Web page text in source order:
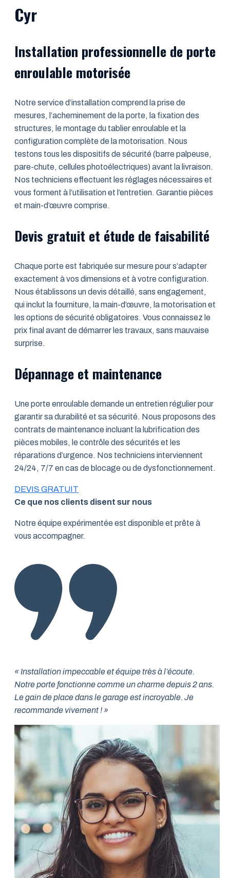
Cyr
Installation professionnelle de porte
enroulable motorisée
Notre service d’installation comprend la prise de
mesures, l’acheminement de la porte, la fixation des
structures, le montage du tablier enroulable et la
configuration complète de la motorisation. Nous
testons tous les dispositifs de sécurité (barre palpeuse,
pare-chute, cellules photoélectriques) avant la livraison.
Nos techniciens effectuent les réglages nécessaires et
vous forment à l’utilisation et l’entretien. Garantie pièces
et main-d’œuvre comprise.
Devis gratuit et étude de faisabilité
Chaque porte est fabriquée sur mesure pour s’adapter
exactement à vos dimensions et à votre configuration.
Nous établissons un devis détaillé, sans engagement,
qui inclut la fourniture, la main-d’œuvre, la motorisation et
les options de sécurité obligatoires. Vous connaissez le
prix final avant de démarrer les travaux, sans mauvaise
surprise.
Dépannage et maintenance
Une porte enroulable demande un entretien régulier pour
garantir sa durabilité et sa sécurité. Nous proposons des
contrats de maintenance incluant la lubrification des
pièces mobiles, le contrôle des sécurités et les
réparations d’urgence. Nos techniciens interviennent
24/24, 7/7 en cas de blocage ou de dysfonctionnement.
DEVIS GRATUIT
Ce que nos clients disent sur nous
Notre équipe expérimentée est disponible et prête à
vous accompagner.
« Installation impeccable et équipe très à l’écoute.
Notre porte fonctionne comme un charme depuis 2 ans.
Le gain de place dans le garage est incroyable. Je
recommande vivement ! »